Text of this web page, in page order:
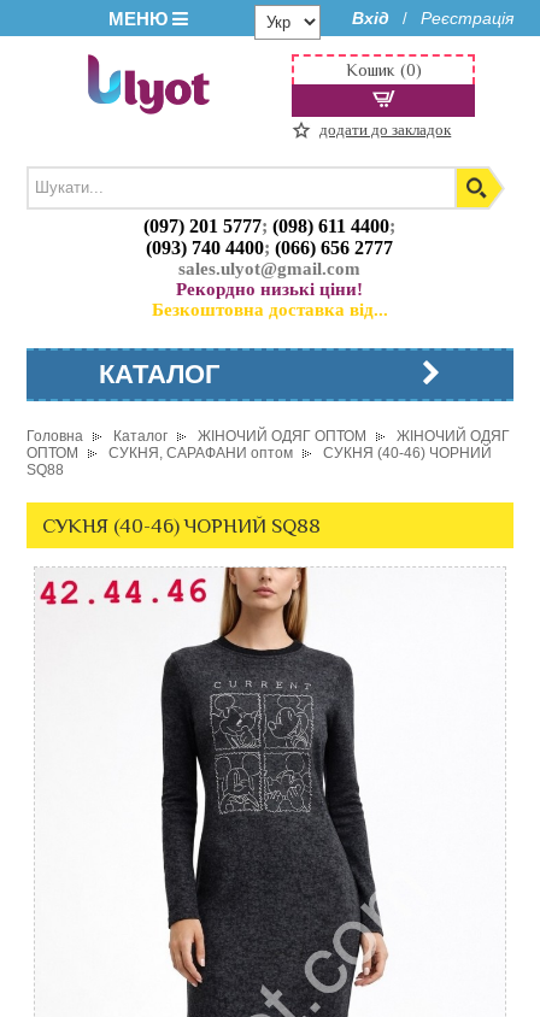
МЕНЮ Вхід / Реєстрація
(097) 201 5777;(098) 611 4400;
(093) 740 4400;(066) 656 2777
sales.ulyot@gmail.com
Рекордно низькі ціни!
Безкоштовна доставка від...
Кошик (0)
додати до закладок
КАТАЛОГ
Головна Каталог ЖІНОЧИЙ ОДЯГ ОПТОМ
ЖІНОЧИЙ ОДЯГ
ОПТОМ
СУКНЯ, САРАФАНИ оптом
СУКНЯ (40-46) ЧОРНИЙ
SQ88
СУКНЯ (40-46) ЧОРНИЙ SQ88